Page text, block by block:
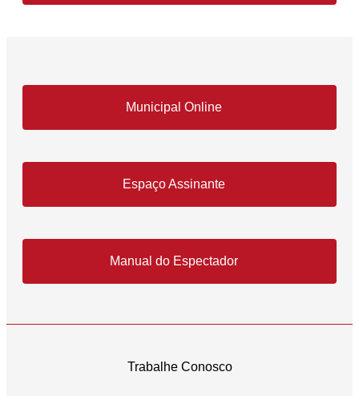
Municipal Online
Espaço Assinante
Manual do Espectador
Trabalhe Conosco